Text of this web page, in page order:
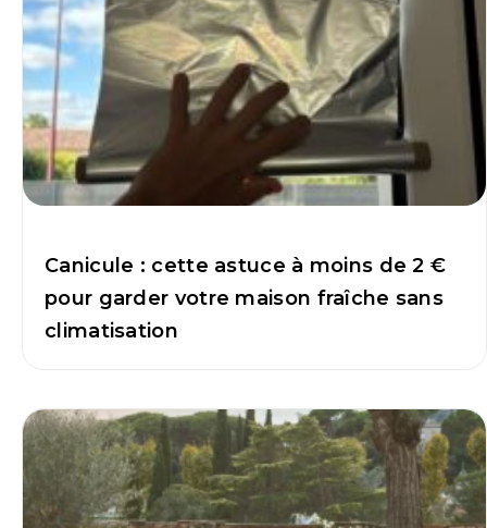
Canicule : cette astuce à moins de 2 €
pour garder votre maison fraîche sans
climatisation